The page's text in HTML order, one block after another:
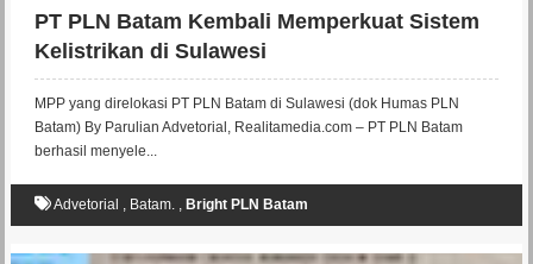
PT PLN Batam Kembali Memperkuat Sistem
Kelistrikan di Sulawesi
MPP yang direlokasi PT PLN Batam di Sulawesi (dok Humas PLN
Batam) By Parulian Advetorial, Realitamedia.com – PT PLN Batam
berhasil menyele...
Advetorial , Batam., Bright PLN Batam